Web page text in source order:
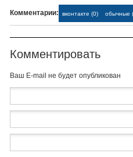
Комментарии: вконтакте (0) обычные
Комментировать
Baш E-mail не будет опубликован